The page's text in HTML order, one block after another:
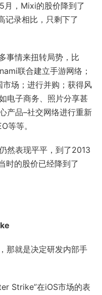
月，Mixi的股价降到了
记录相比，只剩下了
事情来扭转局势，比
联合建立手游网络；
场；进行并购；获得风
电子商务、照片分享甚
产品–社交网络进行重新
等等。
然表现平平，到了2013
时的股价已经降到了
那就是决定研发内部手
Strike”在iOS市场的表